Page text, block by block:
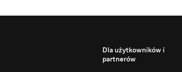
Dla użytkowników i
partnerów